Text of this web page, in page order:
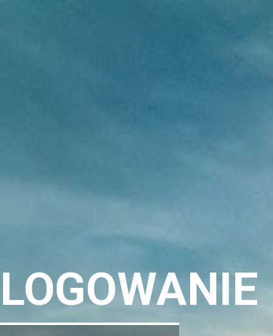
LOGOWANIE